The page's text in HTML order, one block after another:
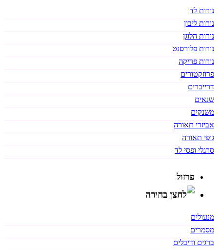
נורות לד
נורות ליבון
נורות הלוגן
נורות פלורסנט
נורות פריקה
פרוזקטורים
דרייברים
שנאים
משנקים
אביזרי תאורה
גופי תאורה
סרגלי ופסי לד
פרזול
מנעולים
מסמרים
ברגים ודיבלים